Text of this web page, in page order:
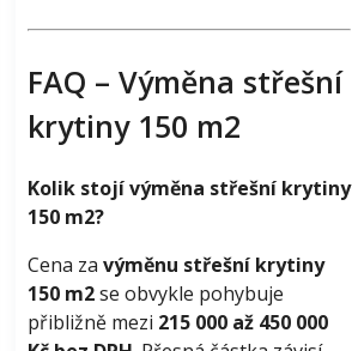
FAQ – Výměna střešní
krytiny 150 m2
Kolik stojí výměna střešní krytiny
150 m2?
Cena za výměnu střešní krytiny
150 m2se obvykle pohybuje
přibližně mezi 215 000 až 450 000